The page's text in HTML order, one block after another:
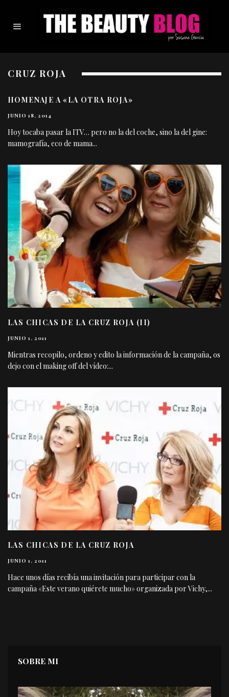
CRUZ ROJA
HOMENAJE A «LA OTRA ROJA»
JUNIO 18, 2014
Hoy tocaba pasar la ITV… pero no la del coche, sino la del gine:
mamografía, eco de mama...
LAS CHICAS DE LA CRUZ ROJA (II)
JUNIO 1, 2011
Mientras recopilo, ordeno y edito la información de la campaña, os
dejo con el making off del vídeo:...
LAS CHICAS DE LA CRUZ ROJA
JUNIO 1, 2011
Hace unos días recibía una invitación para participar con la
campaña «Este verano quiérete mucho» organizada por Vichy,...
SOBRE MI